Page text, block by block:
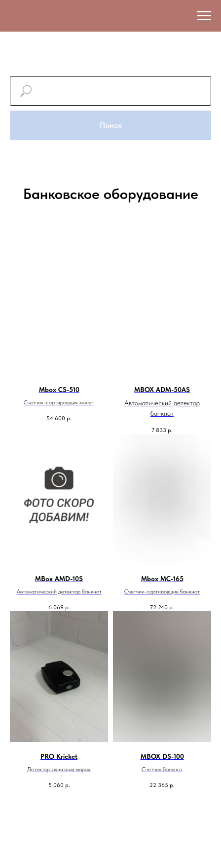
Поиск
Банковское оборудование
Mbох CS-510
Счетчик-сортировщик монет
54 600 р.
MBOX ADM-50АS
Автоматический детектор
банкнот
7 833 р.
MBox AMD-10S
Автоматический детектор банкнот
6 069 р.
Mbох МС-165
Счетчик-сортировщик банкнот
72 240 р.
PRO Kricket
Детектор акцизных марок
5 060 р.
MBOX DS-100
Счётчик банкнот
22 365 р.